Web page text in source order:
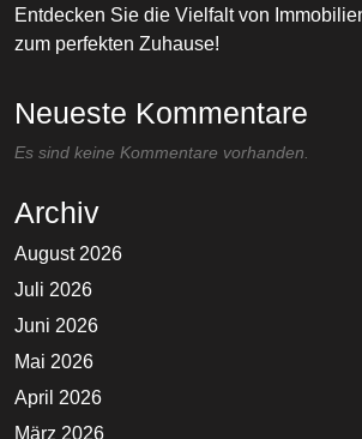
Entdecken Sie die Vielfalt von
zum perfekten Zuhause!
Neueste Kommentare
Es sind keine Kommentare vorhanden.
Archiv
August 2026
Juli 2026
Juni 2026
Mai 2026
April 2026
März 2026